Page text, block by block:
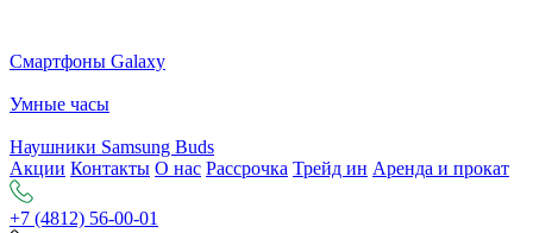
Смартфоны Galaxy
Умные часы
Наушники Samsung Buds
Акции Контакты О нас Рассрочка Трейд ин Аренда и прокат
+7 (4812) 56-00-01